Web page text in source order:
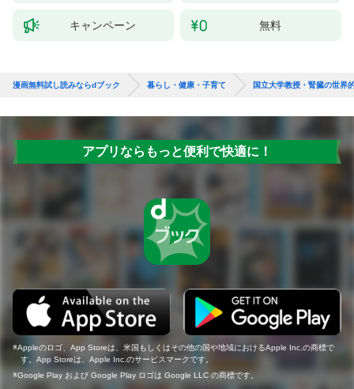
キャンペーン 無料
漫画無料試し読みならdブック 暮らし・健康・子育て 国立大学教授・腎臓の世界
アプリならもっと便利で快適に！
Appleのロゴ、App Storeは、米国もしくはその他の国や地域におけるApple Inc.の商標で
す。App Storeは、Apple Inc.のサービスマークです。
Google Play および Google Play ロゴは Google LLC の商標です。